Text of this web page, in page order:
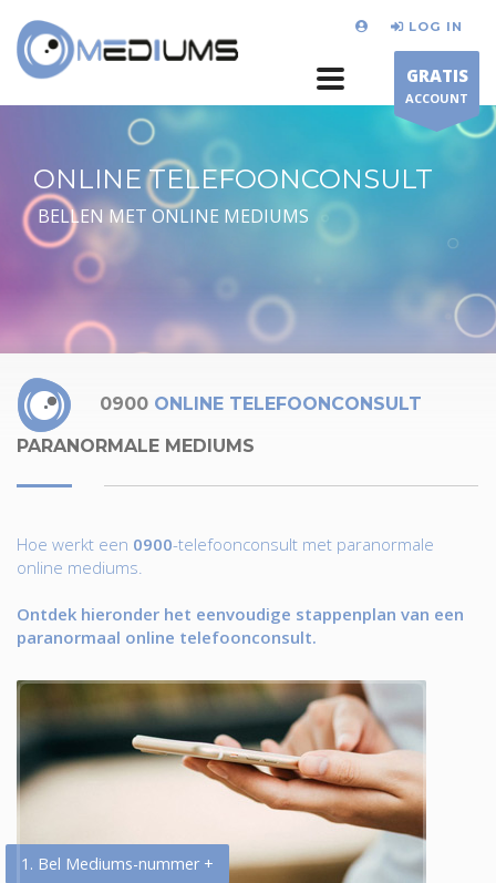
LOG IN
GRATIS
ACCOUNT
ONLINE TELEFOONCONSULT
BELLEN MET ONLINE MEDIUMS
0900 ONLINE TELEFOONCONSULT
PARANORMALE MEDIUMS
Hoe werkt een 0900-telefoonconsult met paranormale
online mediums.
Ontdek hieronder het eenvoudige stappenplan van een
paranormaal online telefoonconsult.
1. Bel Mediums-nummer +